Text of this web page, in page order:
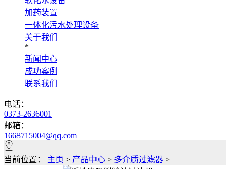
加药装置
一体化污水处理设备
关于我们
*
新闻中心
成功案例
联系我们
电话：
0373-2636001
邮箱：
1668715004@qq.com
当前位置： 主页 > 产品中心 > 多介质过滤器 >